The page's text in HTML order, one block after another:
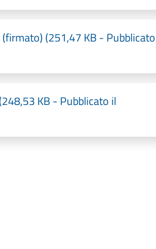
(251,47 KB -
KB - Pubblicato il